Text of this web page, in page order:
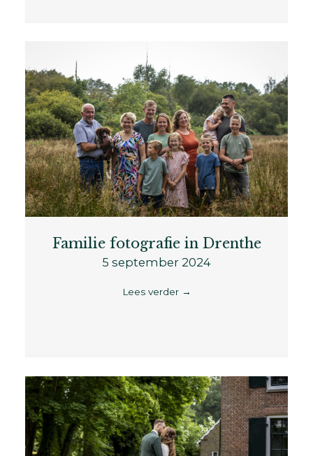
Familie fotografie in Drenthe
5 september 2024
Lees verder →